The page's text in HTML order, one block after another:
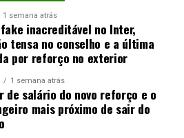
1 semana atrás
inacreditável no Inter,
tensa no conselho e a última
por reforço no exterior
1 semana atrás
de salário do novo reforço e o
mais próximo de sair do